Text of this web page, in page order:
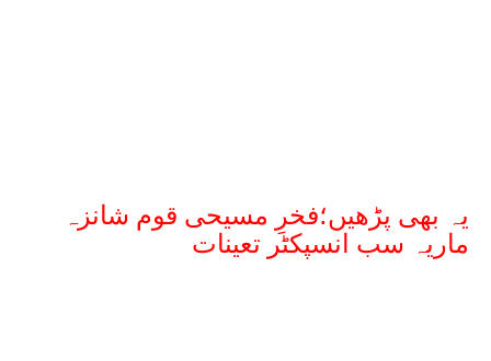
یہ بھی پڑھیں؛فخرِ مسیحی قوم شانزہ
ماریہ سب انسپکٹر تعینات